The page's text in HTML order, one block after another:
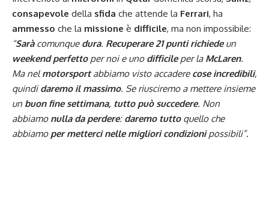
consapevole della sfida che attende la Ferrari, ha
ammesso che la missione è difficile, ma non impossibile:
“Saràcomunque dura. Recuperare 21 punti richiedeun
weekend perfetto per noi e uno difficileper la McLaren.
Ma nel motorsportabbiamo visto accaderecose incredibili,
quindi daremo il massimo. Se riusciremo a mettere insieme
un buon fine settimana, tutto può succedere. Non
abbiamonulla da perdere: daremo tuttoquello che
abbiamo per metterci nelle migliori condizionipossibili”.